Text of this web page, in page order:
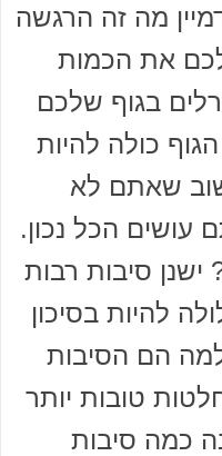
מה זה הרגשה
את הכמות
בגוף שלכם
כולה להיות
שאתם לא
עושים הכל נכון.
סיבות רבות
להיות בסיכון
הם הסיבות
טובות יותר
כמה סיבות